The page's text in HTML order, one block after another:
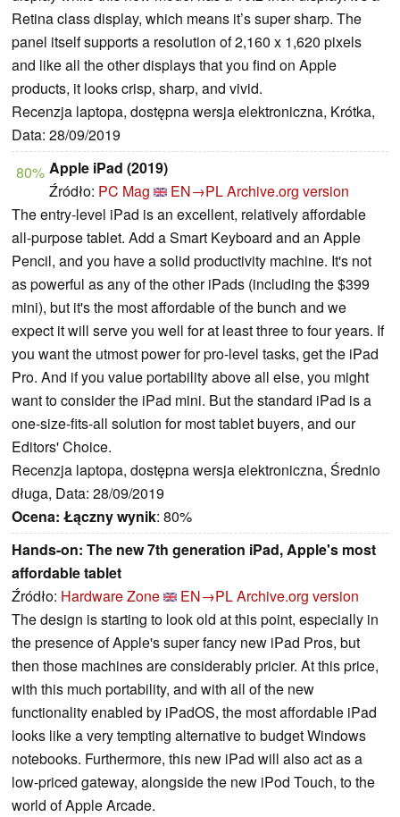
Retina class display, which means it’s super sharp. The
panel itself supports a resolution of 2,160 x 1,620 pixels
and like all the other displays that you find on Apple
products, it looks crisp, sharp, and vivid.
Recenzja laptopa, dostępna wersja elektroniczna, Krótka,
Data: 28/09/2019
80% Apple iPad (2019)
Źródło: PC Mag EN→PLArchive.org version
The entry-level iPad is an excellent, relatively affordable
all-purpose tablet. Add a Smart Keyboard and an Apple
Pencil, and you have a solid productivity machine. It's not
as powerful as any of the other iPads (including the $399
mini), but it's the most affordable of the bunch and we
expect it will serve you well for at least three to four years. If
you want the utmost power for pro-level tasks, get the iPad
Pro. And if you value portability above all else, you might
want to consider the iPad mini. But the standard iPad is a
one-size-fits-all solution for most tablet buyers, and our
Editors' Choice.
Recenzja laptopa, dostępna wersja elektroniczna, Średnio
długa, Data: 28/09/2019
Ocena: Łączny wynik: 80%
Hands-on: The new 7th generation iPad, Apple's most
affordable tablet
Źródło: Hardware Zone EN→PLArchive.org version
The design is starting to look old at this point, especially in
the presence of Apple's super fancy new iPad Pros, but
then those machines are considerably pricier. At this price,
with this much portability, and with all of the new
functionality enabled by iPadOS, the most affordable iPad
looks like a very tempting alternative to budget Windows
notebooks. Furthermore, this new iPad will also act as a
low-priced gateway, alongside the new iPod Touch, to the
world of Apple Arcade.